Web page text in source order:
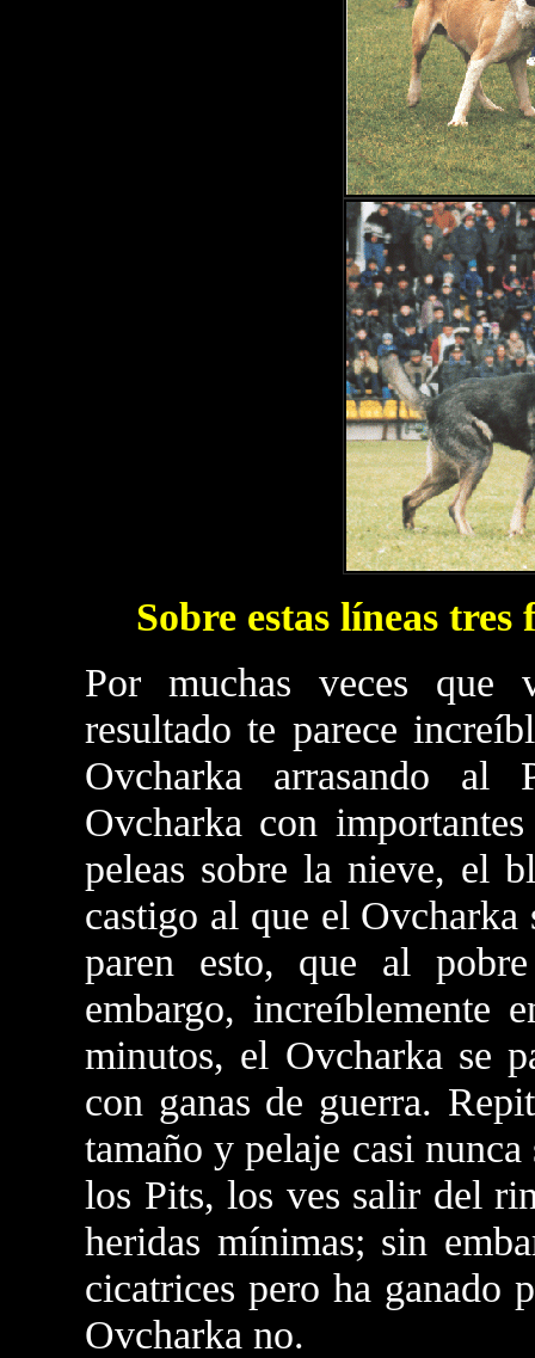
Sobre estas líneas
Por muchas veces que
resultado te parece
Ovcharka arrasando
Ovcharka con
peleas sobre la nieve, el
castigo al que el
paren esto, que al
embargo, increíblemente
minutos, el Ovcharka se
con ganas de guerra.
tamaño y pelaje casi nunca
los Pits, los ves salir del
heridas mínimas; sin
cicatrices pero ha ganado
Ovcharka no.